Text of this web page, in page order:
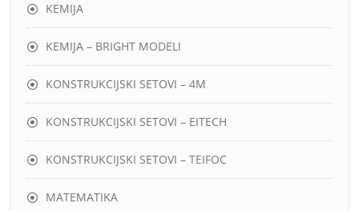
KEMIJA
KEMIJA – BRIGHT MODELI
KONSTRUKCIJSKI SETOVI – 4M
KONSTRUKCIJSKI SETOVI – EITECH
KONSTRUKCIJSKI SETOVI – TEIFOC
MATEMATIKA